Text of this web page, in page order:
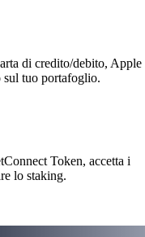
di credito/debito, Apple
sul tuo portafoglio.
Token, accetta i
lo staking.